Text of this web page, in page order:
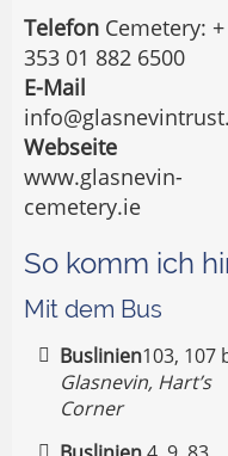
Telefon Cemetery: +
353 01 882 6500
E-Mail
Webseite
www.glasnevin-
cemetery.ie
So komm ich
Mit dem Bus
Buslinien103, 107
Glasnevin, Hart’s
Corner